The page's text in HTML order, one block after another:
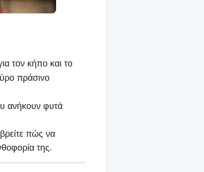
τον κήπο και το
πράσινο
ανήκουν φυτά
πώς να
της.